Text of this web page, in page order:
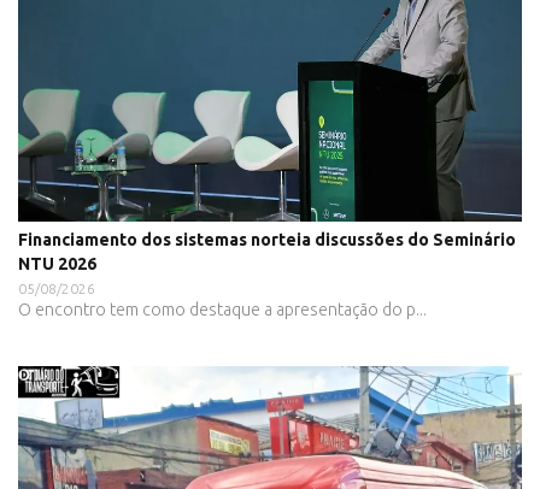
Financiamento dos sistemas norteia discussões do Seminário
NTU 2026
05/08/2026
O encontro tem como destaque a apresentação do p...